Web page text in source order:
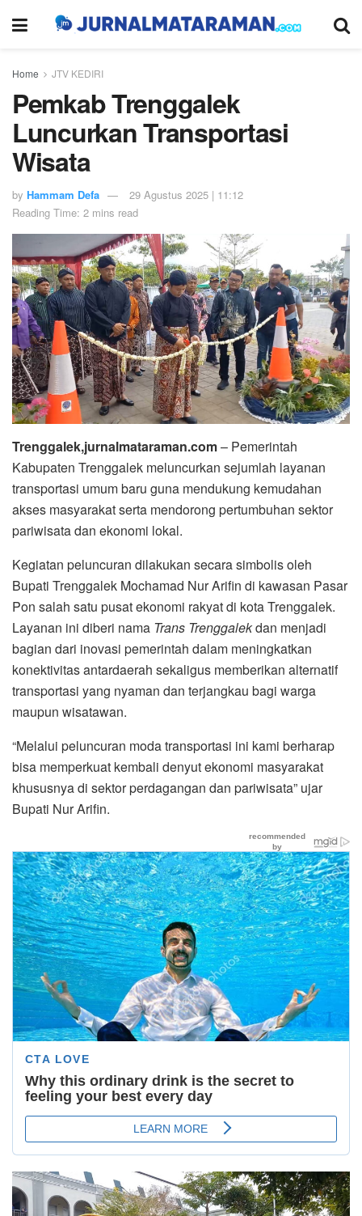
Home JTV KEDIRI
Pemkab Trenggalek
Luncurkan Transportasi
Wisata
by Hammam Defa
29 Agustus 2025 | 11:12
Reading Time: 2 mins read
Trenggalek,jurnalmataraman.com– Pemerintah
Kabupaten Trenggalek meluncurkan sejumlah layanan
transportasi umum baru guna mendukung kemudahan
akses masyarakat serta mendorong pertumbuhan sektor
pariwisata dan ekonomi lokal.
Kegiatan peluncuran dilakukan secara simbolis oleh
Bupati Trenggalek Mochamad Nur Arifin di kawasan Pasar
Pon salah satu pusat ekonomi rakyat di kota Trenggalek.
Layanan ini diberi nama Trans Trenggalekdan menjadi
bagian dari inovasi pemerintah dalam meningkatkan
konektivitas antardaerah sekaligus memberikan alternatif
transportasi yang nyaman dan terjangkau bagi warga
maupun wisatawan.
“Melalui peluncuran moda transportasi ini kami berharap
bisa memperkuat kembali denyut ekonomi masyarakat
khususnya di sektor perdagangan dan pariwisata” ujar
Bupati Nur Arifin.